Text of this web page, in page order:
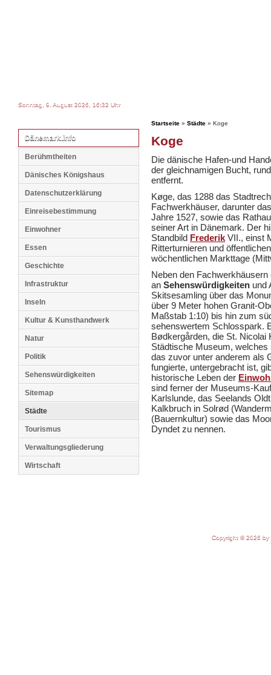
Sonntag, 9. August 2026, 16:32 Uhr
Dänemark.info
Berühmtheiten
Dänisches Königshaus
Datenschutzerklärung
Einreisebestimmung
Einwohner
Essen
Geschichte
Infrastruktur
Inseln
Kultur & Kunsthandwerk
Natur
Politik
Sehenswürdigkeiten
Sitemap
Städte
Tourismus
Verwaltungsgliederung
Wirtschaft
Startseite » Städte » Koge
Koge
Die dänische Hafen-und
der gleichnamigen Bucht,
entfernt.
Køge, das 1288 das
Fachwerkhäuser, darunter
Jahre 1527, sowie das
seiner Art in Dänemark. Der
Standbild Frederik VII., einst
Ritterturnieren und
wöchentlichen Markttage
Neben den
an Sehenswürdigkeiten und
Skitsesamling über das
über 9 Meter hohen Granit-
Maßstab 1:10) bis hin zum
sehenswertem Schlosspark.
Bødkergården, die St.
Städtische Museum,
das zuvor unter anderem als
fungierte, untergebracht ist,
historische Leben der
sind ferner der Museums-
Karlslunde, das Seelands
Kalkbruch in Solrød
(Bauernkultur) sowie das
Dyndet zu nennen.
Copyright © 2026 by